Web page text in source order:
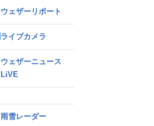
ウェザーリポート
ライブカメラ
ウェザーニュース
LiVE
雨雪レーダー